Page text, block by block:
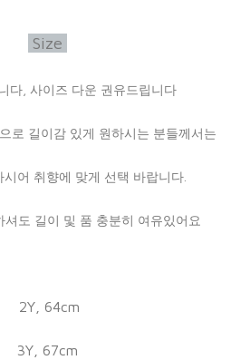
Size
다, 사이즈 다운 권유드립니다
로 길이감 있게 원하시는 분들께서는
어 취향에 맞게 선택 바랍니다.
셔도 길이 및 품 충분히 여유있어요
2Y, 64cm
3Y, 67cm